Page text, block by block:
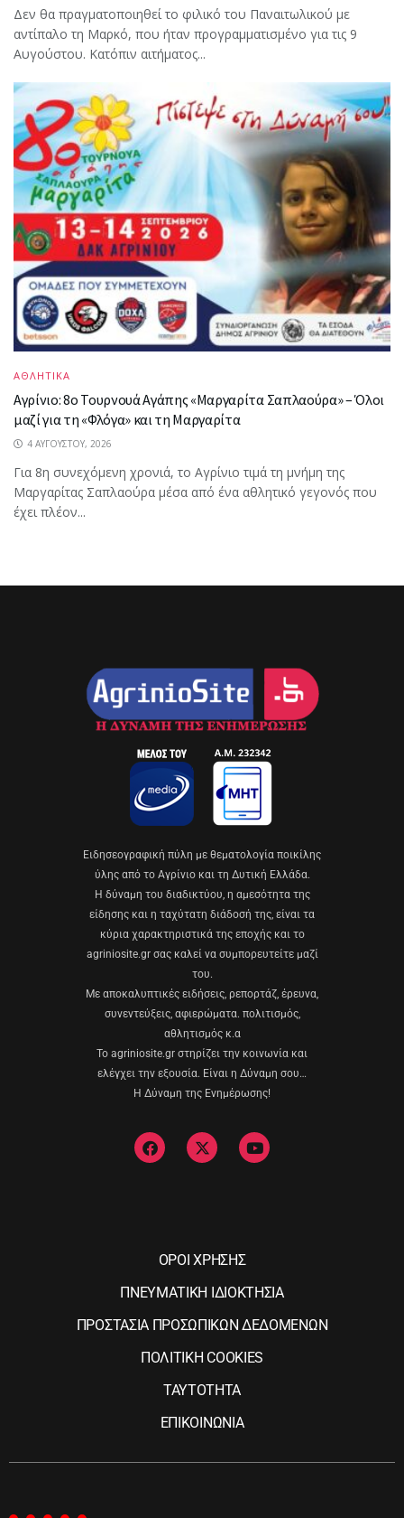
Δεν θα πραγματοποιηθεί το φιλικό του Παναιτωλικού με
αντίπαλο τη Μαρκό, που ήταν προγραμματισμένο για τις 9
Αυγούστου. Κατόπιν αιτήματος...
ΑΘΛΗΤΙΚΑ
Αγρίνιο: 8ο Τουρνουά Αγάπης «Μαργαρίτα Σαπλαούρα» – Όλοι
μαζί για τη «Φλόγα» και τη Μαργαρίτα
4 ΑΥΓΟΎΣΤΟΥ, 2026
Για 8η συνεχόμενη χρονιά, το Αγρίνιο τιμά τη μνήμη της
Μαργαρίτας Σαπλαούρα μέσα από ένα αθλητικό γεγονός που
έχει πλέον...
Eιδησεογραφική πύλη με θεματολογία ποικίλης
ύλης από το Αγρίνιο και τη Δυτική Ελλάδα.
Η δύναμη του διαδικτύου, η αμεσότητα της
είδησης και η ταχύτατη διάδοσή της, είναι τα
κύρια χαρακτηριστικά της εποχής και το
agriniosite.gr σας καλεί να συμπορευτείτε μαζί
του.
Με αποκαλυπτικές ειδήσεις, ρεπορτάζ, έρευνα,
συνεντεύξεις, αφιερώματα. πολιτισμός,
αθλητισμός κ.α
Το agriniosite.gr στηρίζει την κοινωνία και
ελέγχει την εξουσία. Είναι η Δύναμη σου…
Η Δύναμη της Ενημέρωσης!
ΟΡΟΙ ΧΡΗΣΗΣ
ΠΝΕΥΜΑΤΙΚΗ ΙΔΙΟΚΤΗΣΙΑ
ΠΡΟΣΤΑΣΙΑ ΠΡΟΣΩΠΙΚΩΝ ΔΕΔΟΜΕΝΩΝ
ΠΟΛΙΤΙΚΗ COOKIES
ΤΑΥΤΟΤΗΤΑ
ΕΠΙΚΟΙΝΩΝΙΑ